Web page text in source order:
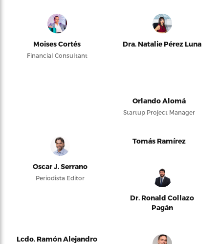
Moises Cortés
Financial Consultant
Dra. Natalie Pérez Luna
Orlando Alomá
Startup Project Manager
Oscar J. Serrano
Periodista Editor
Tomás Ramírez
Dr. Ronald Collazo
Pagán
Lcdo. Ramón Alejandro